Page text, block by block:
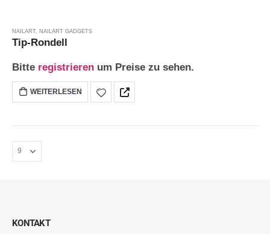
NAILART, NAILART GADGETS
Tip-Rondell
Bitte registrieren um Preise zu sehen.
WEITERLESEN
KONTAKT